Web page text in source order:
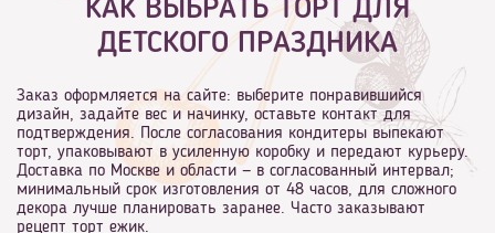
КАК ВЫБРАТЬ ТОРТ ДЛЯ
ДЕТСКОГО ПРАЗДНИКА
Заказ оформляется на сайте: выберите понравившийся
дизайн, задайте вес и начинку, оставьте контакт для
подтверждения. После согласования кондитеры выпекают
торт, упаковывают в усиленную коробку и передают курьеру.
Доставка по Москве и области — в согласованный интервал;
минимальный срок изготовления от 48 часов, для сложного
декора лучше планировать заранее. Часто заказывают
рецепт торт ежик.